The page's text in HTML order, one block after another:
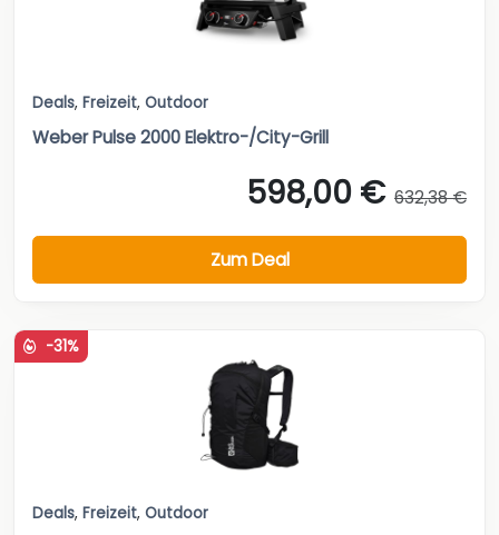
Deals, Freizeit, Outdoor
Weber Pulse 2000 Elektro-/City-Grill
598,00 € 632,38 €
Zum Deal
-31%
Deals, Freizeit, Outdoor